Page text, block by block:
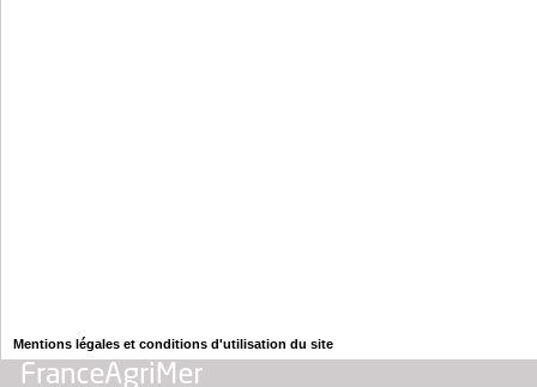
Mentions légales et conditions d'utilisation du site